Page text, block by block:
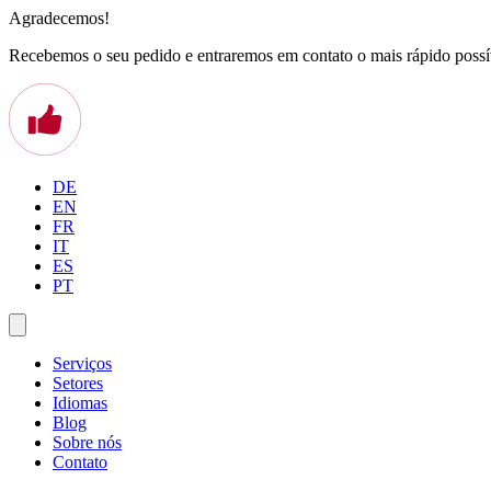
Agradecemos!
Recebemos o seu pedido e entraremos em contato o mais rápido
DE
EN
FR
IT
ES
PT
Serviços
Setores
Idiomas
Blog
Sobre nós
Contato